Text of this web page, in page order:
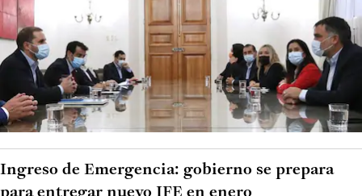
Ingreso de Emergencia: gobierno se prepara